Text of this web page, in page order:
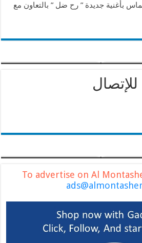
بأغنية جديدة ” رح ضل ” بالتعاون مع
للإتصال
To advertise on Al